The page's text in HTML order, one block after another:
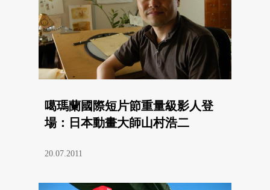
噶瑪蘭國際短片節重量級影人登
場：日本動畫大師山村浩二
20.07.2011